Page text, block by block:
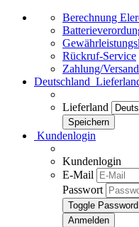
Berechnung
Rückruf-Service
Zahlung/Versand
Deutschland
Lieferland
Kundenlogin
Kundenlogin
E-Mail
Passwort
Toggle